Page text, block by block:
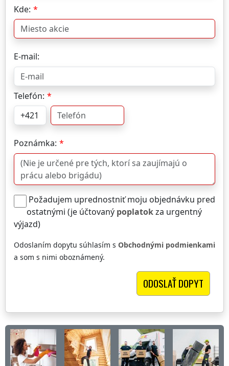
Kde:
E-mail:
Telefón:
Poznámka:
Požadujem uprednostniť moju objednávku pred
ostatnými (je účtovaný poplatokza urgentný
výjazd)
Odoslaním dopytu súhlasím s Obchodnými podmienkami
a som s nimi oboznámený.